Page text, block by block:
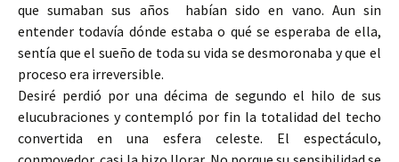
que sumaban sus años habían sido en vano. Aun sin
entender todavía dónde estaba o qué se esperaba de ella,
sentía que el sueño de toda su vida se desmoronaba y que el
proceso era irreversible.
Desiré perdió por una décima de segundo el hilo de sus
elucubraciones y contempló por fin la totalidad del techo
convertida en una esfera celeste. El espectáculo,